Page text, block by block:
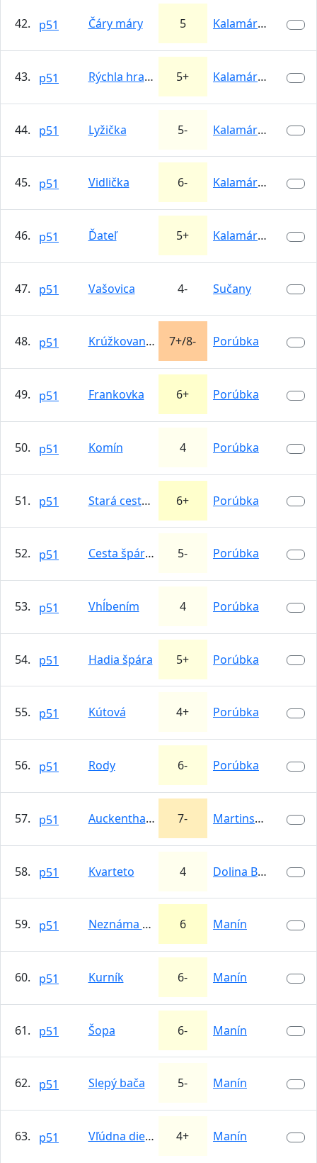
42. p51 Čáry máry 5 Kalamárka
43. p51 Rýchla hrana 5+ Kalamárka
44. p51 Lyžička 5- Kalamárka
45. p51 Vidlička 6- Kalamárka
46. p51 Ďateľ 5+ Kalamárka
47. p51 Vašovica 4- Sučany
48. p51 Krúžkovanie vtákov 7+/8- Porúbka
49. p51 Frankovka 6+ Porúbka
50. p51 Komín 4 Porúbka
51. p51 Stará cesta (Slnečné steny) 6+ Porúbka
52. p51 Cesta špárov 5- Porúbka
53. p51 Vhĺbením 4 Porúbka
54. p51 Hadia špára 5+ Porúbka
55. p51 Kútová 4+ Porúbka
56. p51 Rody 6- Porúbka
57. p51 Auckenthaler 7- Martinswand
58. p51 Kvarteto 4 Dolina Bielej…
59. p51 Neznáma manina 6 Manín
60. p51 Kurník 6- Manín
61. p51 Šopa 6- Manín
62. p51 Slepý bača 5- Manín
63. p51 Vľúdna dievčina 4+ Manín